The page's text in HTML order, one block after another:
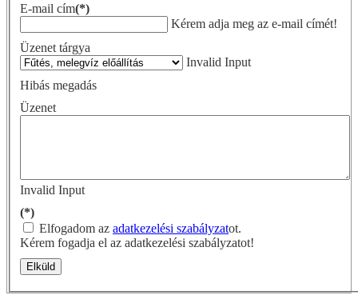
E-mail cím(*)
Kérem adja meg az e-mail címét!
Üzenet tárgya
Invalid Input
Hibás megadás
Üzenet
Invalid Input
(*)
Elfogadom az adatkezelési szabályzatot.
Kérem fogadja el az adatkezelési szabályzatot!
Elküld